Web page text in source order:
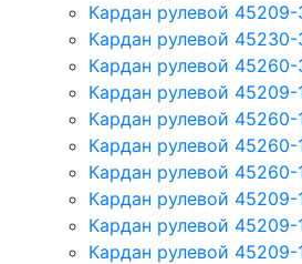
Кардан рулевой 45209-
Кардан рулевой 45230-
Кардан рулевой
Кардан рулевой 45209-
Кардан рулевой 45260-
Кардан рулевой 45260-
Кардан рулевой 45260-
Кардан рулевой 45209-
Кардан рулевой 45209-
Кардан рулевой 45209-